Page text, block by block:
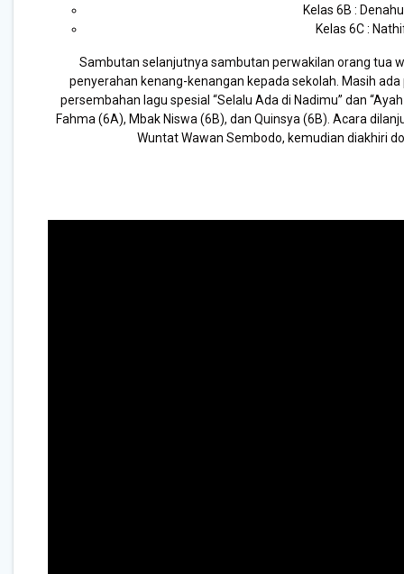
Kelas 6B :
Kelas 6C :
Sambutan selanjutnya sambutan perwakilan orang tua
penyerahan kenang-kenangan kepada sekolah. Masih
persembahan lagu spesial “Selalu Ada di Nadimu” dan
Fahma (6A), Mbak Niswa (6B), dan Quinsya (6B). Acara
Wuntat Wawan Sembodo, kemudian diakhiri